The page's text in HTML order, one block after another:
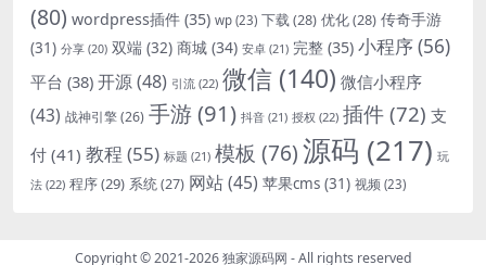
(80) wordpress插件 (35) wp (23) 下载(28) 优化(28) 传奇手游
(31) 分享 (20) 双端 (32) 商城 (34) 安卓 (21) 完整 (35) 小程序(56)
平台 (38) 开源(48) 引流 (22) 微信 (140) 微信小程序
(43) 战神引擎(26) 手游(91) 抖音 (21) 授权 (22) 插件 (72) 支
付 (41) 教程 (55) 标题 (21) 模板 (76)源码 (217) 玩
法 (22) 程序(29) 系统(27) 网站(45) 苹果cms (31) 视频 (23)
Copyright © 2021-2026独家源码网 - All rights reserved